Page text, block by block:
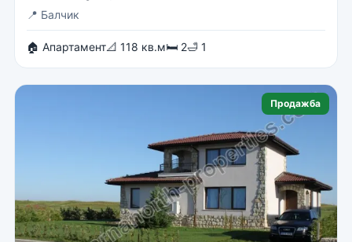
📍 Балчик
🏠 Апартамент📐 118 кв.м🛏 2🛁 1
Продажба